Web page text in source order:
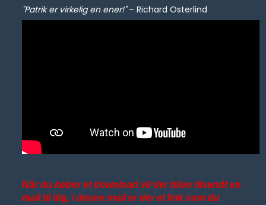
"Patrik er virkelig en ener!"– Richard Osterlind
Når du køber et download vil der blive tilsendt en
mail til dig, i denne mail er der et link som du